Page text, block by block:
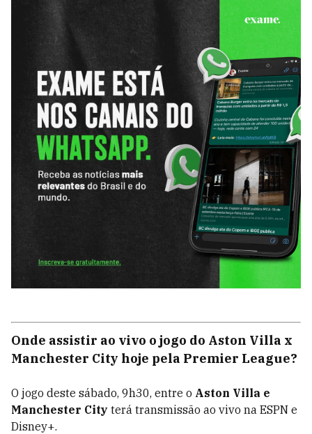
Onde assistir ao vivo o jogo do Aston Villa x
Manchester City hoje pela Premier League?
O jogo deste sábado, 9h30, entre o Aston Villa e
Manchester City terá transmissão ao vivo na ESPN e
Disney+.